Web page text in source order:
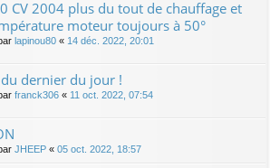
CV 2004 plus du tout de chauffage et
moteur toujours à 50°
lapinou80 « 14 déc. 2022, 20:01
dernier du jour !
franck306 « 11 oct. 2022, 07:54
JHEEP « 05 oct. 2022, 18:57